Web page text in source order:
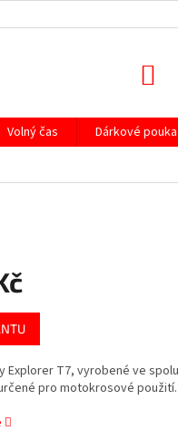
Volný čas Dárkové
Explorer T7, vyrobené ve
pro motokrosové použití.